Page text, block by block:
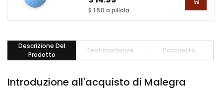
$ 1.50 a pillola
Descrizione Del
Prodotto
Testimonianze Pacchetto
Introduzione all'acquisto di Malegra